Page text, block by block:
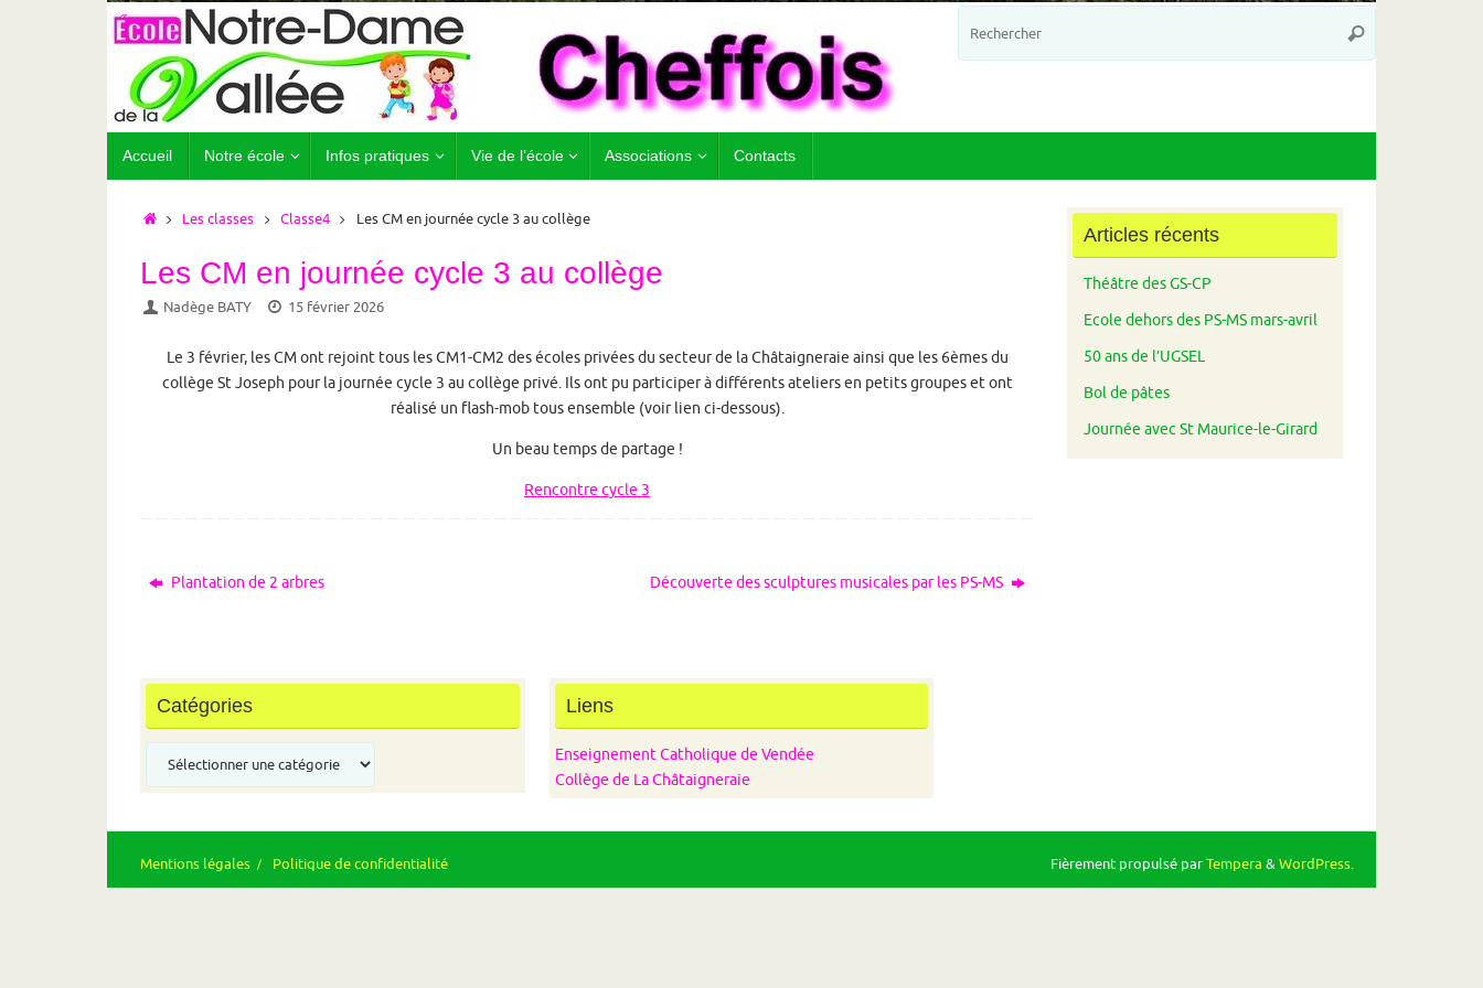
Rechercher
Accueil Notre école Infos pratiques Vie de l’école Associations Contacts
AccueilLes classes Classe4 Les CM en journée cycle 3 au collège
Les CM en journée cycle 3 au collège
Nadège BATY 15 février 2026
Le 3 février, les CM ont rejoint tous les CM1-CM2 des écoles privées du secteur de la Châtaigneraie ainsi que les 6èmes du
collège St Joseph pour la journée cycle 3 au collège privé. Ils ont pu participer à différents ateliers en petits groupes et ont
réalisé un flash-mob tous ensemble (voir lien ci-dessous).
Un beau temps de partage !
Rencontre cycle 3
Plantation de 2 arbres Découverte des sculptures musicales par les PS-MS
Articles récents
Théâtre des GS-CP
Ecole dehors des PS-MS mars-avril
50 ans de l’UGSEL
Bol de pâtes
Journée avec St Maurice-le-Girard
Catégories Liens
Enseignement Catholique de Vendée
Collège de La Châtaigneraie
Mentions légales Politique de confidentialité Fièrement propulsé parTempera &WordPress.